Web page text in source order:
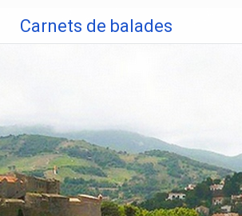
contenu
Carnets de balades